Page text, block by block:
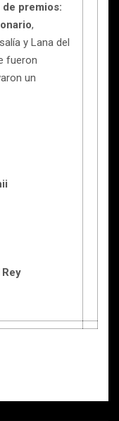
premios:
,
y Lana del
fueron
un